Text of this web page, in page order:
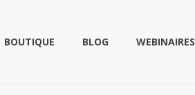
BOUTIQUE BLOG WEBINAIRES